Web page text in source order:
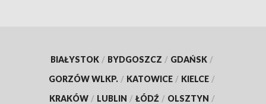
BIAŁYSTOK / BYDGOSZCZ / GDAŃSK /
GORZÓW WLKP. / KATOWICE / KIELCE /
KRAKÓW / LUBLIN / ŁÓDŹ / OLSZTYN /